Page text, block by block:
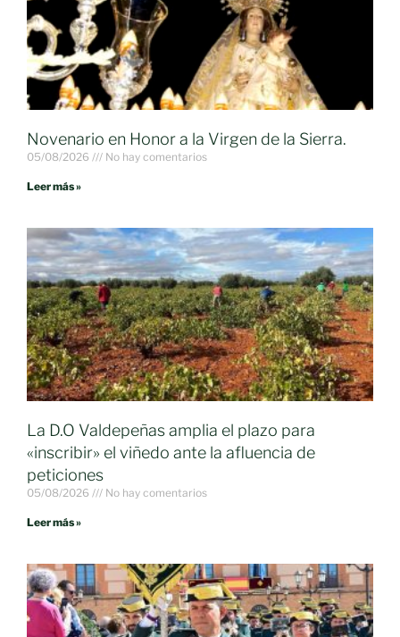
Novenario en Honor a la Virgen de la Sierra.
05/08/2026 No hay comentarios
Leer más »
La D.O Valdepeñas amplia el plazo para
«inscribir» el viñedo ante la afluencia de
peticiones
05/08/2026 No hay comentarios
Leer más »